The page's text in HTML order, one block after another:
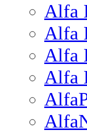
Alfa
Alfa
Alfa
Alfa